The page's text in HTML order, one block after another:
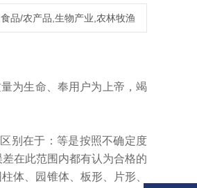
品/农产品,生物产业,农林牧渔
为生命、奉用户为上帝，竭
别在于：等是按照不确定度
在此范围内都有认为合格的
体、园锥体、板形、片形、